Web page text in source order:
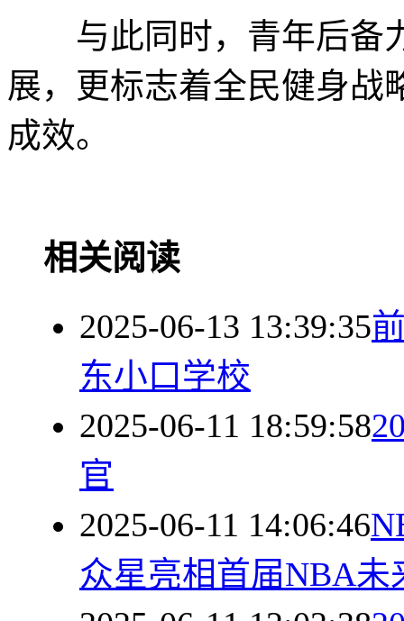
与此同时，青年后备
展，更标志着全民健身战
成效。
相关阅读
2025-06-13 13:39:35
东小口学校
2025-06-11 18:59:58
官
2025-06-11 14:06:46
众星亮相首届NBA未